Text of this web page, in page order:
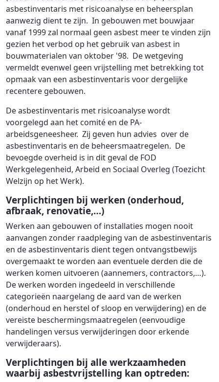
asbestinventaris met risicoanalyse en beheersplan
aanwezig dient te zijn. In gebouwen met bouwjaar
vanaf 1999 zal normaal geen asbest meer te vinden zijn
gezien het verbod op het gebruik van asbest in
bouwmaterialen van oktober '98. De wetgeving
vermeldt evenwel geen vrijstelling met betrekking tot
opmaak van een asbestinventaris voor dergelijke
recentere gebouwen.
De asbestinventaris met risicoanalyse wordt
voorgelegd aan het comité en de PA-
arbeidsgeneesheer. Zij geven hun advies over de
asbestinventaris en de beheersmaatregelen. De
bevoegde overheid is in dit geval de FOD
Werkgelegenheid, Arbeid en Sociaal Overleg (Toezicht
Welzijn op het Werk).
Verplichtingen bij werken (onderhoud,
afbraak, renovatie,…)
Werken aan gebouwen of installaties mogen nooit
aanvangen zonder raadpleging van de asbestinventaris
en de asbestinventaris dient tegen ontvangstbewijs
overgemaakt te worden aan eventuele derden die de
werken komen uitvoeren (aannemers, contractors,…).
De werken worden ingedeeld in verschillende
categorieën naargelang de aard van de werken
(onderhoud en herstel of sloop en verwijdering) en de
vereiste beschermingsmaatregelen (eenvoudige
handelingen versus verwijderingen door erkende
verwijderaars).
Verplichtingen bij alle werkzaamheden
waarbij asbestvrijstelling kan optreden: